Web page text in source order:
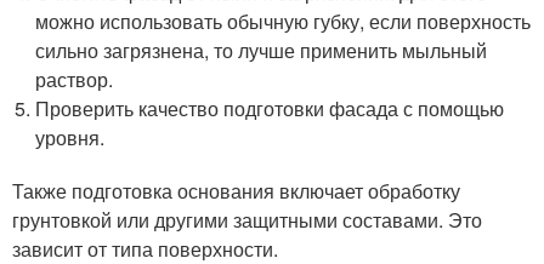
можно использовать обычную губку, если поверхность
сильно загрязнена, то лучше применить мыльный
раствор.
Проверить качество подготовки фасада с помощью
уровня.
Также подготовка основания включает обработку
грунтовкой или другими защитными составами. Это
зависит от типа поверхности.